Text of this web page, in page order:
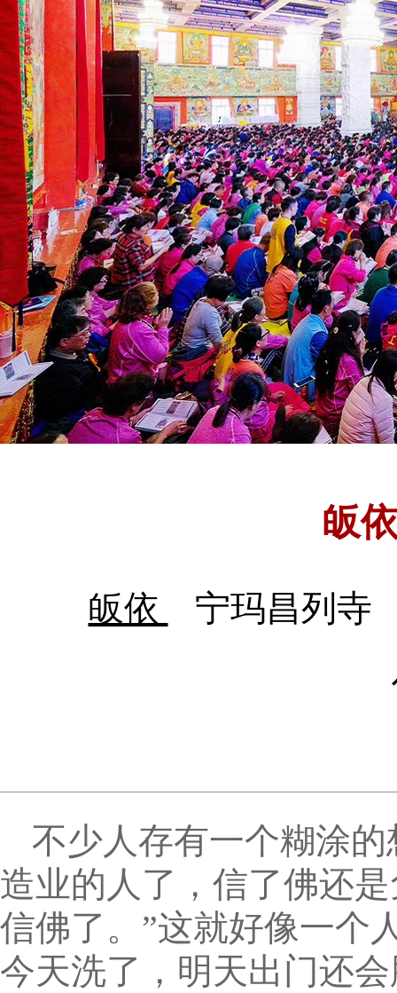
皈
皈依
宁玛昌列寺
不少人存有一个糊涂
造业的人了，信了佛还
信佛了。”这就好像一个
今天洗了，明天出门还